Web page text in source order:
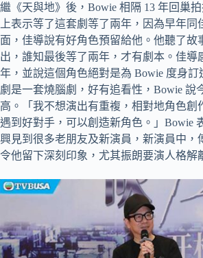
繼《天與地》後，Bowie 相隔 13 年回巢
上表示等了這套劇等了兩年，因為早年同
面，佳導說有好角色預留給他。他聽了故
出，誰知最後等了兩年，才有劇本。佳導
年，並說這個角色絕對是為 Bowie 度身訂
劇是一套燒腦劇，好有追看性，Bowie 說
高。「我不想演出有重複，相對地角色創
遇到好對手，可以創造新角色。」Bowie
興見到很多老朋友及新演員，新演員中，
令他留下深刻印象，尤其振朗要演人格解